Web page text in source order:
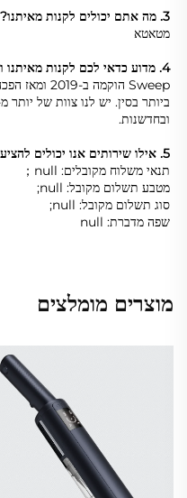
3. מה אתם יכולים לקנות מאיתנו?
מטאטא
4. מדוע כדאי לכם לקנות מאיתנו ולא מספקים אחרים?
ובחדשנות.
5. אילו שירותים אנו יכולים להציע?
תנאי משלוח מקובלים: null；
מטבע תשלום מקובל: null;
סוג תשלום מקובל: null;
שפה מדברת: null
מוצרים מומלצים